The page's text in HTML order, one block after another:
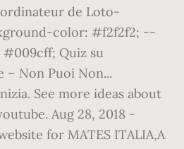
de Loto-
color: #f2f2f2; --
Quiz su
– Non Puoi Non...
See more ideas about
Aug 28, 2018 -
for MATES ITALIA,A